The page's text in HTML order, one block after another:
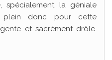
spécialement la géniale
donc pour cette
et sacrément drôle.